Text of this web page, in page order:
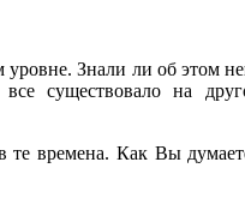
Знали ли об этом
существовало на
времена. Как Вы